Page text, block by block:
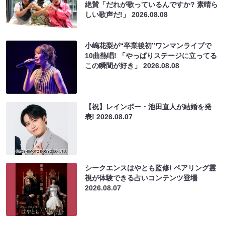
絶賛「だれが歌っているんですか? 素晴ら
しい歌声だ!」2026.08.08
小嶋花梨が“卒業後初”ワンマンライブで
10曲熱唱! 「やっぱりステージに立ってる
この瞬間が好き」2026.08.08
【祝】レインボー・池田直人が結婚を発
表!2026.08.07
シークエンスはやとも監修! ペアリング霊
視が体験できる占いコンテンツ登場
2026.08.07